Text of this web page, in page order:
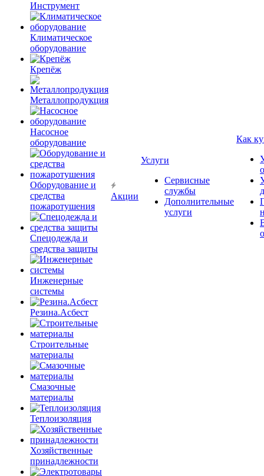
Инструмент
Климатическое
оборудование
Крепёж
Металлопродукция
Насосное
оборудование
Оборудование и
средства
пожаротушения
Спецодежда и
средства защиты
Инженерные
системы
Резина.Асбест
Строительные
материалы
Смазочные
материалы
Теплоизоляция
Хозяйственные
принадлежности
Акции
Услуги
Сервисные
службы
Дополнительные
услуги
Как